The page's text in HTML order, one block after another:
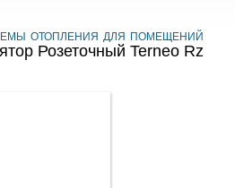
отопления для помещений
Розеточный Terneo Rz